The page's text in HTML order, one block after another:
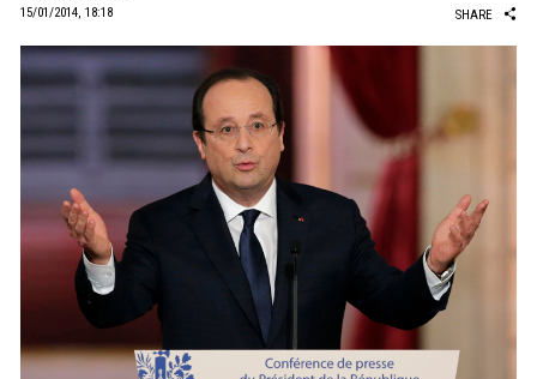
15/01/2014, 18:18
SHARE